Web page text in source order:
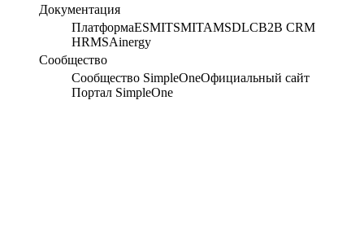
Документация
ПлатформаESMITSMITAMSDLCB2B CRM
HRMSAinergy
Сообщество
Сообщество SimpleOneОфициальный сайт
Портал SimpleOne